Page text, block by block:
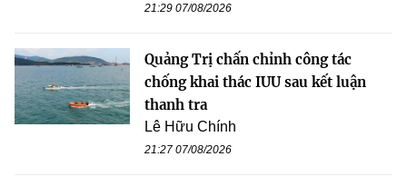
21:29 07/08/2026
Quảng Trị chấn chỉnh công tác
chống khai thác IUU sau kết luận
thanh tra
Lê Hữu Chính
21:27 07/08/2026